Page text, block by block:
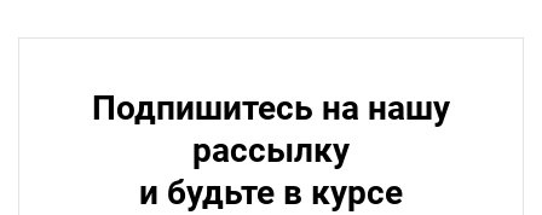
Подпишитесь на нашу
рассылку
и будьте в курсе